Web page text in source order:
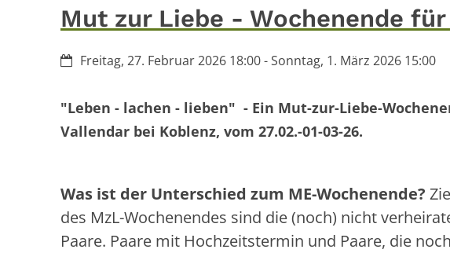
Mut zur Liebe - Wochenende
Datum:Freitag, 27. Februar 2026 18:00 - Sonntag, 1. März 2026 15:00
"Leben - lachen - lieben" - Ein Mut-zur-Liebe-
Vallendar bei Koblenz, vom 27.02.-01-03-26.
Was ist der Unterschied zum ME-Wochenende?
des MzL-Wochenendes sind die (noch) nicht
Paare. Paare mit Hochzeitstermin und Paare, die